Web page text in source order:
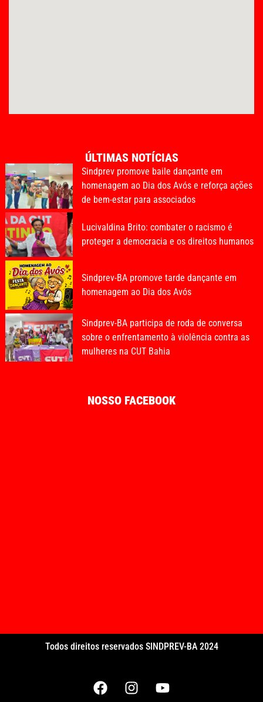
ÚLTIMAS NOTÍCIAS
Sindprev promove baile dançante em
homenagem ao Dia dos Avós e reforça ações
de bem-estar para associados
Lucivaldina Brito: combater o racismo é
proteger a democracia e os direitos humanos
Sindprev-BA promove tarde dançante em
homenagem ao Dia dos Avós
Sindprev-BA participa de roda de conversa
sobre o enfrentamento à violência contra as
mulheres na CUT Bahia
NOSSO FACEBOOK
Todos direitos reservados SINDPREV-BA 2024